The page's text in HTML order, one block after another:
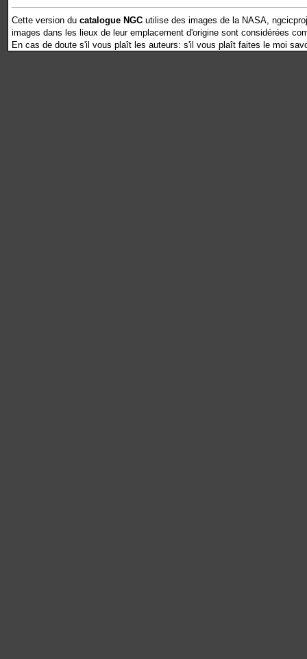
Cette version du catalogue NGC utilise des images de la NASA,
images dans les lieux de leur emplacement d'origine sont considérées
En cas de doute s'il vous plaît les auteurs: s'il vous plaît faites le moi